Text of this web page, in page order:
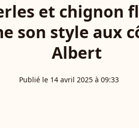
et chignon
son style aux
Albert
Publié le 14 avril 2025 à 09:33